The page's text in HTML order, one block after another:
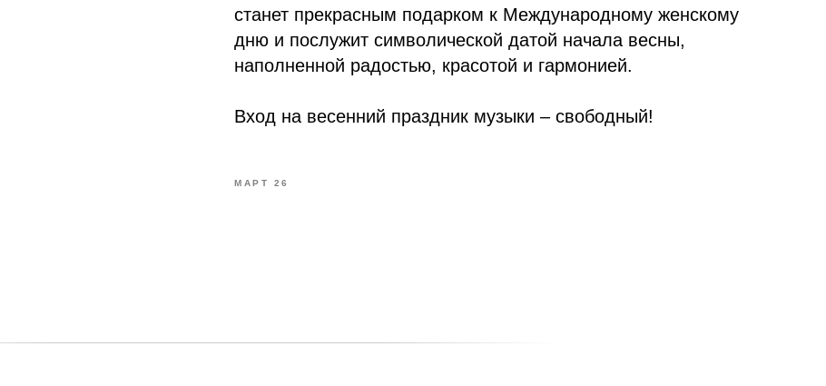
станет прекрасным подарком к Международному женскому
дню и послужит символической датой начала весны,
наполненной радостью, красотой и гармонией.
Вход на весенний праздник музыки – свободный!
МАРТ 26